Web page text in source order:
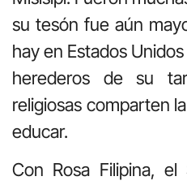
su tesón fue aún
hay en Estados
herederos de su
religiosas comparten
educar.
Con Rosa Filipina, el